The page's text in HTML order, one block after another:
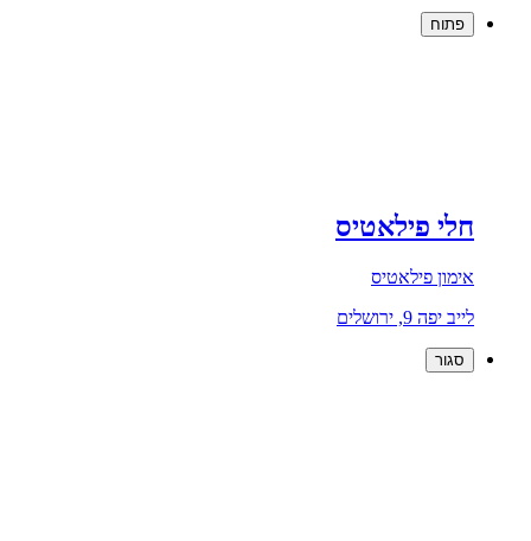
פתוח
חלי פילאטיס
אימון פילאטיס
לייב יפה 9, ירושלים
סגור